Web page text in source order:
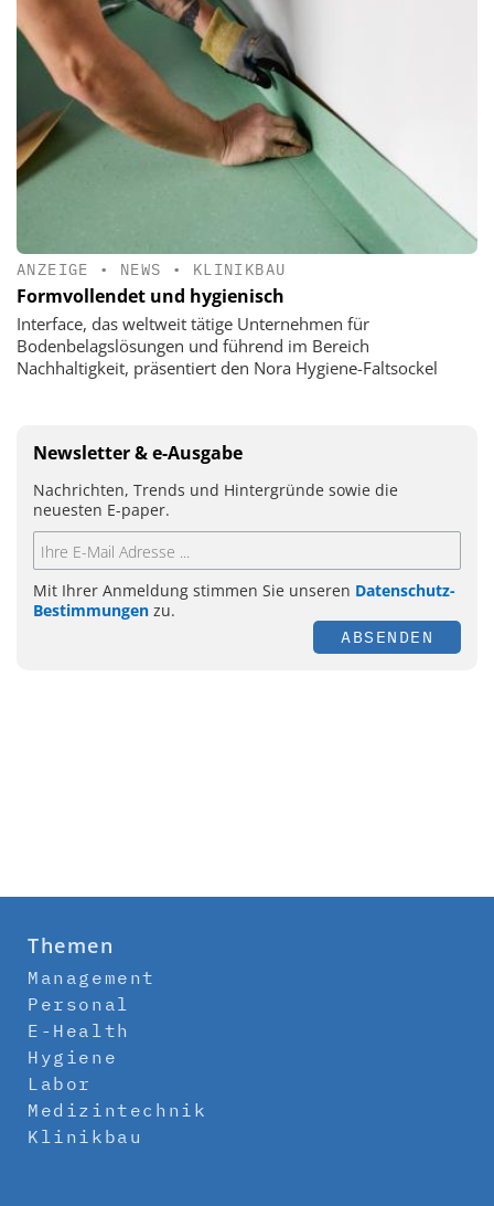
ANZEIGE • NEWS • KLINIKBAU
Formvollendet und hygienisch
Interface, das weltweit tätige Unternehmen für
Bodenbelagslösungen und führend im Bereich
Nachhaltigkeit, präsentiert den Nora Hygiene-Faltsockel
Newsletter & e-Ausgabe
Nachrichten, Trends und Hintergründe sowie die
neuesten E-paper.
Mit Ihrer Anmeldung stimmen Sie unseren Datenschutz-
Bestimmungen zu.
ABSENDEN
Themen
Management
Personal
E-Health
Hygiene
Labor
Medizintechnik
Klinikbau